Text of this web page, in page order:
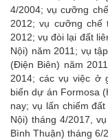
4/2004; vụ cưỡng
2012; vụ cưỡng chế
2012; vụ đòi lại đất
Nội) năm 2011; vụ
(Điện Biên) năm
2014; các vụ việc ở
biển dự án Formosa
nay; vụ lấn chiếm
Nội) tháng 4/2017,
Bình Thuận) tháng 6/